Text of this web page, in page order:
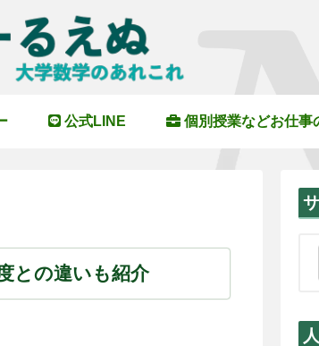
公式LINE 個別授業などお仕事
との違いも紹介